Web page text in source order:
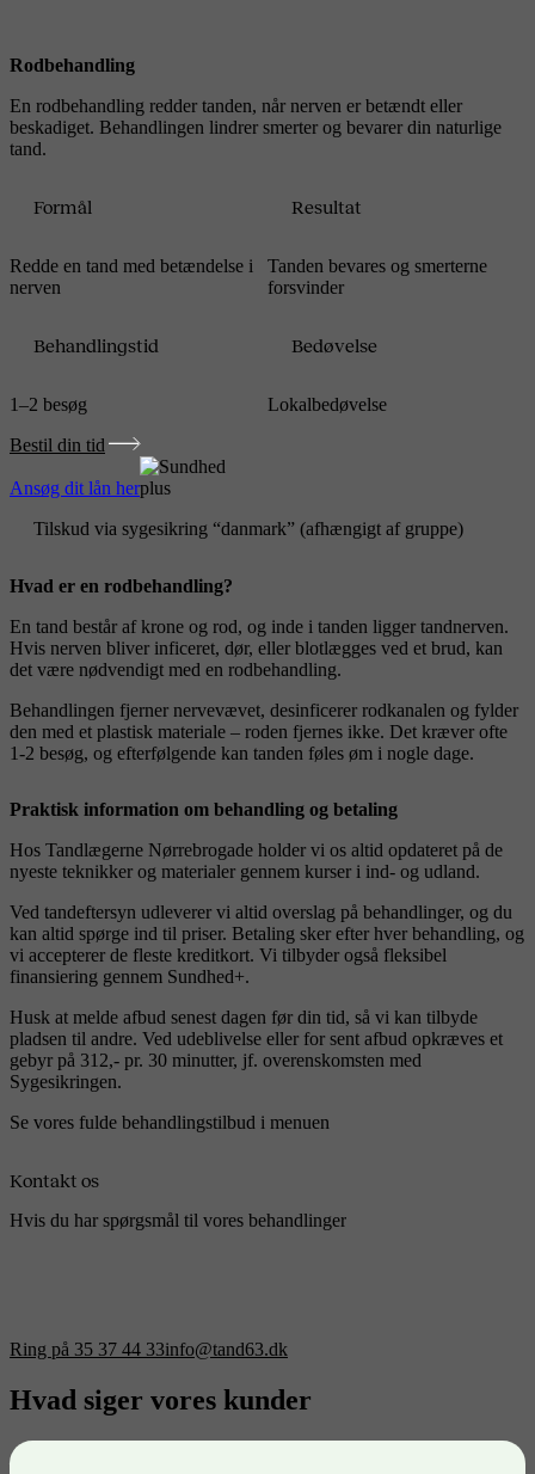
Rodbehandling
En rodbehandling redder tanden, når nerven er betændt eller
beskadiget. Behandlingen lindrer smerter og bevarer din naturlige
tand.
Formål
Redde en tand med betændelse i
nerven
Resultat
Tanden bevares og smerterne
forsvinder
Behandlingstid
1–2 besøg
Bedøvelse
Lokalbedøvelse
Bestil din tid
Ansøg dit lån her
Tilskud via sygesikring “danmark” (afhængigt af gruppe)
Hvad er en rodbehandling?
En tand består af krone og rod, og inde i tanden ligger tandnerven.
Hvis nerven bliver inficeret, dør, eller blotlægges ved et brud, kan
det være nødvendigt med en rodbehandling.
Behandlingen fjerner nervevævet, desinficerer rodkanalen og fylder
den med et plastisk materiale – roden fjernes ikke. Det kræver ofte
1-2 besøg, og efterfølgende kan tanden føles øm i nogle dage.
Kontakt os
Hvis du har spørgsmål til vores behandlinger
Ring på 35 37 44 33info@tand63.dk
Praktisk information om behandling og betaling
Hos Tandlægerne Nørrebrogade holder vi os altid opdateret på de
nyeste teknikker og materialer gennem kurser i ind- og udland.
Ved tandeftersyn udleverer vi altid overslag på behandlinger, og du
kan altid spørge ind til priser. Betaling sker efter hver behandling, og
vi accepterer de fleste kreditkort. Vi tilbyder også fleksibel
finansiering gennem Sundhed+.
Husk at melde afbud senest dagen før din tid, så vi kan tilbyde
pladsen til andre. Ved udeblivelse eller for sent afbud opkræves et
gebyr på 312,- pr. 30 minutter, jf. overenskomsten med
Sygesikringen.
Se vores fulde behandlingstilbud i menuen
Hvad siger vores kunder